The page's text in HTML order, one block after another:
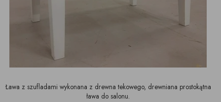
Ława z szufladami wykonana z drewna tekowego, drewniana prostokątna
ława do salonu.